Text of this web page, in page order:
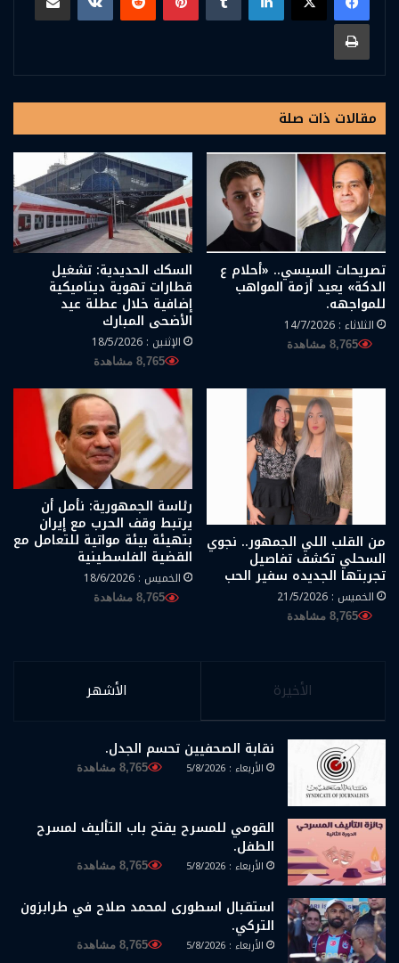
طباعة
مقالات ذات صلة
تصريحات السيسي.. «أحلام ع
الدكة» يعيد أزمة المواهب
للمواجهه.
الثلاثاء : 14/7/2026
8,765 مشاهدة
السكك الحديدية: تشغيل
قطارات تهوية ديناميكية
إضافية خلال عطلة عيد
الأضحى المبارك
الإثنين : 18/5/2026
8,765 مشاهدة
من القلب اللي الجمهور.. نجوي
السحلي تكشف تفاصيل
تجربتها الجديده سفير الحب
الخميس : 21/5/2026
8,765 مشاهدة
رئاسة الجمهورية: نأمل أن
يرتبط وقف الحرب مع إيران
بتهيئة بيئة مواتية للتعامل مع
القضية الفلسطينية
الخميس : 18/6/2026
8,765 مشاهدة
الأخيرة الأشهر
نقابة الصحفيين تحسم الجدل.
الأربعاء : 5/8/2026 8,765 مشاهدة
القومي للمسرح يفتح باب التأليف لمسرح
الطفل.
الأربعاء : 5/8/2026 8,765 مشاهدة
استقبال اسطورى لمحمد صلاح في طرابزون
التركي.
الأربعاء : 5/8/2026 8,765 مشاهدة